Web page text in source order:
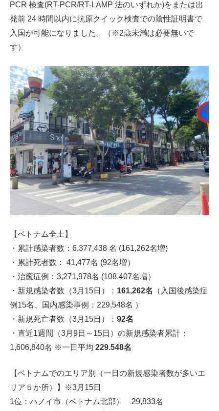
PCR 検査(RT-PCR/RT-LAMP 法のいずれか)をまたは出
発前 24 時間以内に抗原クイック検査での陰性証明書で
入国が可能になりました。（※2歳未満は必要無いで
す）
【ベトナム全土】
・累計感染者数：6,377,438 名 (161,262名増)
・累計死者数： 41,477名 (92名増）
・治癒症例：3,271,978名 (108,407名増）
・新規感染者数（3月15日）： 161,262名
（入国後感染症
例15名、国内感染事例：229,548名 ）
・新規死亡者数（3月15日）： 92名
・直近1週間（3月9日～15日）の新規感染者累計：
1,606,840名 ※一日平均 229.548名
【ベトナムでのエリア別（一日の新規感染者数が多いエ
リア５か所）】※3月15日
1位：ハノイ市（ベトナム北部） 29,833名